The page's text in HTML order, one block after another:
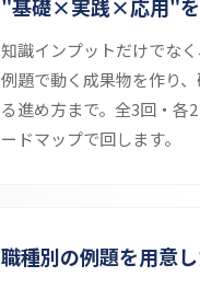
"基礎×実践×応用"を
知識インプットだけでな
例題で動く成果物を作り
る進め方まで。全3回・各
ードマップで回します。
職種別の例題を用意